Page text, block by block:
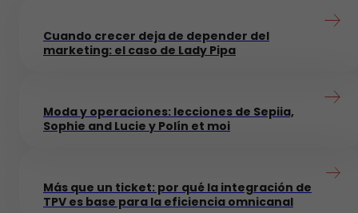
Cuando crecer deja de depender del
marketing: el caso de Lady Pipa
Moda y operaciones: lecciones de Sepiia,
Sophie and Lucie y Polín et moi
Más que un ticket: por qué la integración de
TPV es base para la eficiencia omnicanal